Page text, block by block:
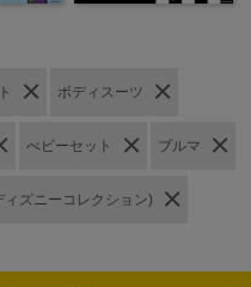
ボディスーツ
べビーセット ブルマ
ズニーコレクション)